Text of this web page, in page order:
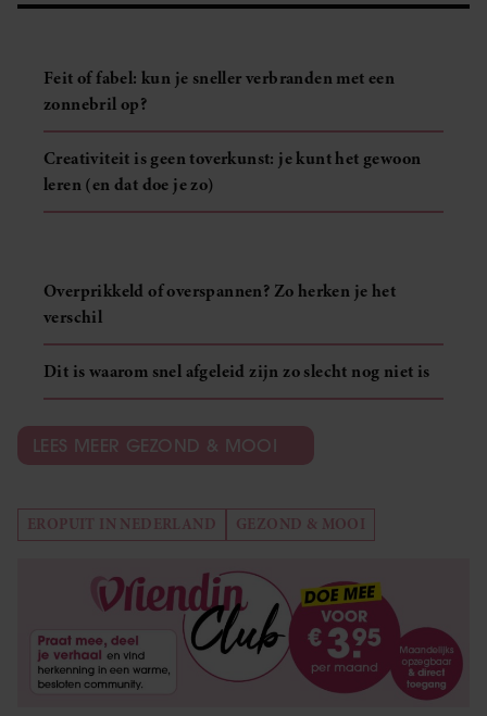
Feit of fabel: kun je sneller verbranden met een
zonnebril op?
Creativiteit is geen toverkunst: je kunt het gewoon
leren (en dat doe je zo)
Overprikkeld of overspannen? Zo herken je het
verschil
Dit is waarom snel afgeleid zijn zo slecht nog niet is
LEES MEER GEZOND & MOOI
EROPUIT IN NEDERLAND GEZOND & MOOI